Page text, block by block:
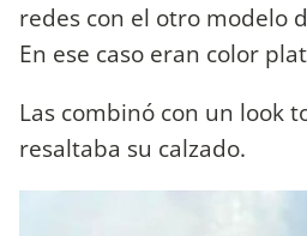
redes con el otro modelo
En ese caso eran color
Las combinó con un look
resaltaba su calzado.